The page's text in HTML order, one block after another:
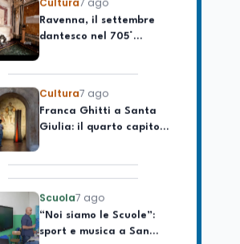
celebrare il governo più
longevo dell’Italia
Ravenna, il settembre
dantesco nel 705°
anniversario della morte
Cultura7 ago
Franca Ghitti a Santa
Giulia: il quarto capitolo
dei Palcoscenici
Scuola7 ago
“Noi siamo le Scuole”:
sport e musica a San
Miniato, STEM a Lerici